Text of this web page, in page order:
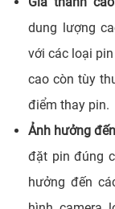
dung lượng
với các loại
cao còn tùy
điểm thay pin.
Ảnh hưởng
đặt pin đúng
hưởng đến